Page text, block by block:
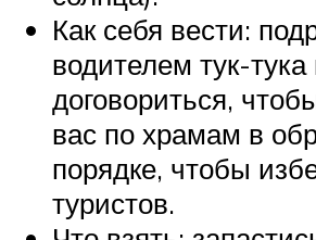
Как себя вести:
водителем тук-тука
договориться,
вас по храмам в
порядке, чтобы
туристов.